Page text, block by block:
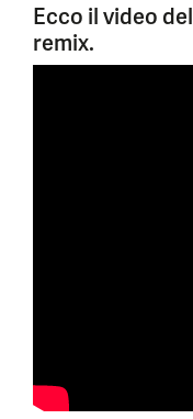
Ecco il video del
remix.